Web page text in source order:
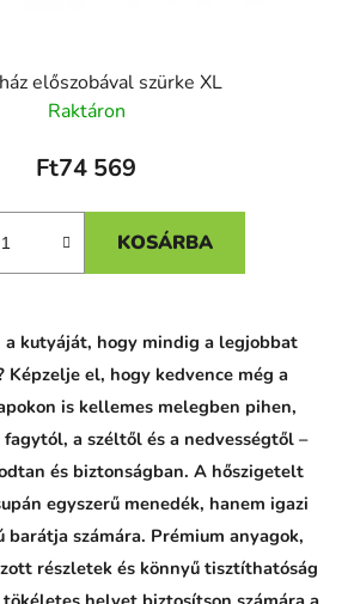
előszobával szürke XL
Raktáron
Ft74 569
KOSÁRBA
kutyáját, hogy mindig a legjobbat
Képzelje el, hogy kedvence még a
is kellemes melegben pihen,
a széltől és a nedvességtől –
és biztonságban. A hőszigetelt
egyszerű menedék, hanem igazi
számára. Prémium anyagok,
részletek és könnyű tisztíthatóság